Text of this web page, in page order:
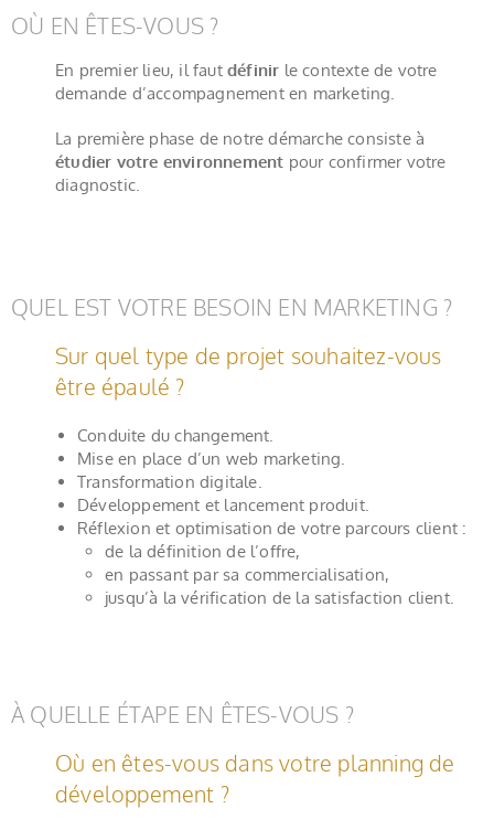
OÙ EN ÊTES-VOUS ?
En premier lieu, il faut définir le contexte de votre
demande d’accompagnement en marketing.
La première phase de notre démarche consiste à
étudier votre environnement pour confirmer votre
diagnostic.
QUEL EST VOTRE BESOIN EN MARKETING ?
Sur quel type de projet souhaitez-vous
être épaulé ?
Conduite du changement.
Mise en place d’un web marketing.
Transformation digitale.
Développement et lancement produit.
Réflexion et optimisation de votre parcours client :
de la définition de l’offre,
en passant par sa commercialisation,
jusqu’à la vérification de la satisfaction client.
À QUELLE ÉTAPE EN ÊTES-VOUS ?
Où en êtes-vous dans votre planning de
développement ?